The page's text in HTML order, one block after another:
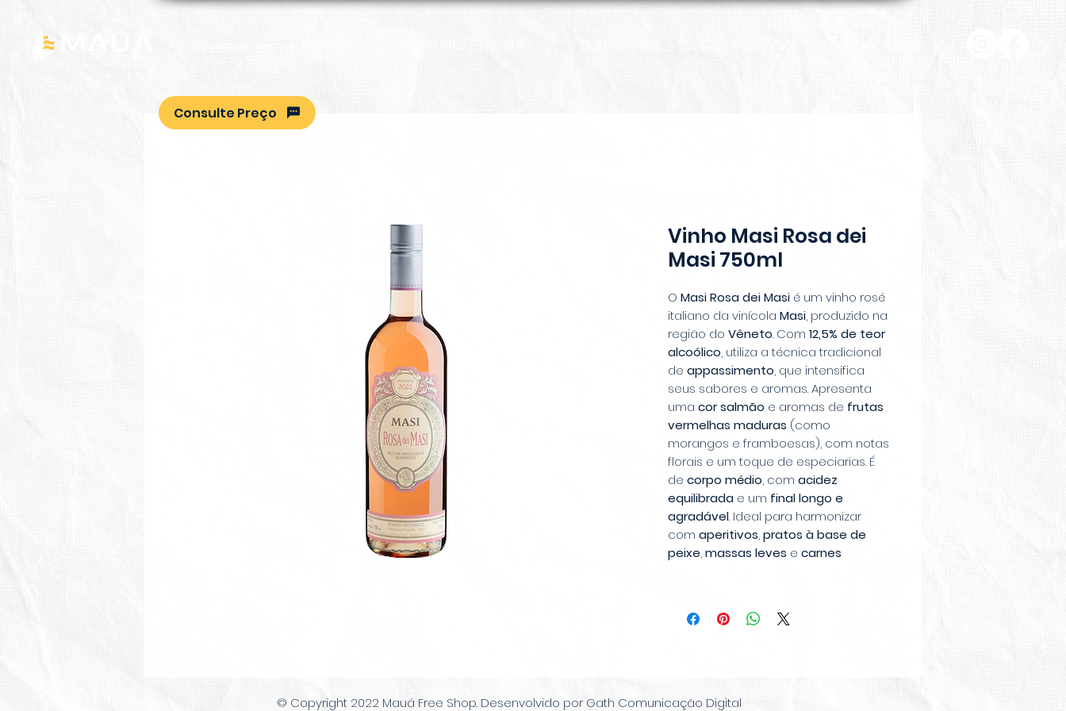
Vinho Masi Rosa dei
Masi 750ml
O Masi Rosa dei Masi é um vinho rosé
italiano da vinícola Masi, produzido na
região do Vêneto. Com 12,5% de teor
alcoólico, utiliza a técnica tradicional
de appassimento, que intensifica
seus sabores e aromas. Apresenta
uma cor salmão e aromas de frutas
vermelhas maduras (como
morangos e framboesas), com notas
florais e um toque de especiarias. É
de corpo médio, com acidez
equilibrada e um final longo e
agradável. Ideal para harmonizar
com aperitivos,pratos à base de
peixe,massas leves e carnes
Consulte Preço
© Copyright 2022 Mauá Free Shop. Desenvolvido por Gath Comunicação Digital